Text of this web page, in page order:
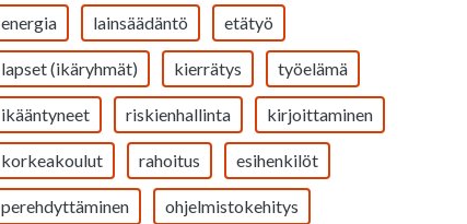
energia lainsäädäntö etätyö
lapset (ikäryhmät) kierrätys työelämä
ikääntyneet riskienhallinta kirjoittaminen
korkeakoulut rahoitus esihenkilöt
perehdyttäminen ohjelmistokehitys